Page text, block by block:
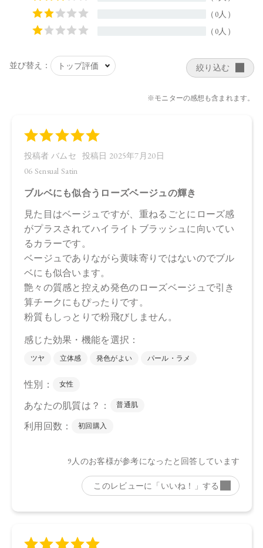
酸Na、エチルヘキシルグリセリン、カプリル酸グリセリル、
トコフェロール、クロルフェネシン、アルガニアスピノサ核
油、オプンチアフィクスインジカ種子油、オリーブ果実油、
ス、ラベンダー花エキス、酸化チタン、マイカ、酸化鉄、ホ
ウケイ酸（Ca／Al）、赤202、赤226、酸化スズ
タルク、トリ（カプリル酸／カプリン酸）グリセリル、ラウ
ン、ジステアリン酸Al 、デヒドロ酢酸Na、エチルヘキシルグ
リセリン、カプリル酸グリセリル、トコフェロール、クロル
フェネシン、アルガニアスピノサ核油、オプンチアフィクス
インジカ種子油、オリーブ果実油、シリカ、スクワラン、ホ
ンダー花エキス、ホウケイ酸（Ca ／Al）、酸化チタン、アル
ミナ、酸化鉄、グンジョウ、酸化スズ、赤226 、カオリン
【原産国】
【メーカー品番】
店舗でお問い合わせの際には、下記品番をお伝え下さい。
05：4571649065492
06：4571649065508
【店舗発売日】
CosmeKitchen 2025/4/18
※店舗での取り扱いや詳しい在庫状況につきましては、各店
舗にお問い合わせください。
※発売日は予告なく変更する可能性がございます。予めご了
承ください。
商品によっては、お届けまで１～２週間かかる場合がござい
ますので予めご了承ください。
●パッケージはリニューアル等の理由により、写真と異なる場